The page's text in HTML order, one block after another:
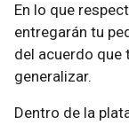
En lo que
entregarán tu
del acuerdo que
generalizar.
Dentro de la